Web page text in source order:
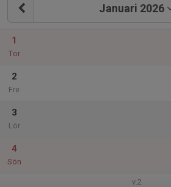
Januari 2026
1
Tor
2
Fre
3
Lör
4
Sön
v.2